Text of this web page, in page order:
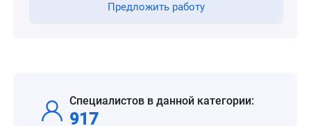
Предложить работу
Специалистов в данной категории:
917